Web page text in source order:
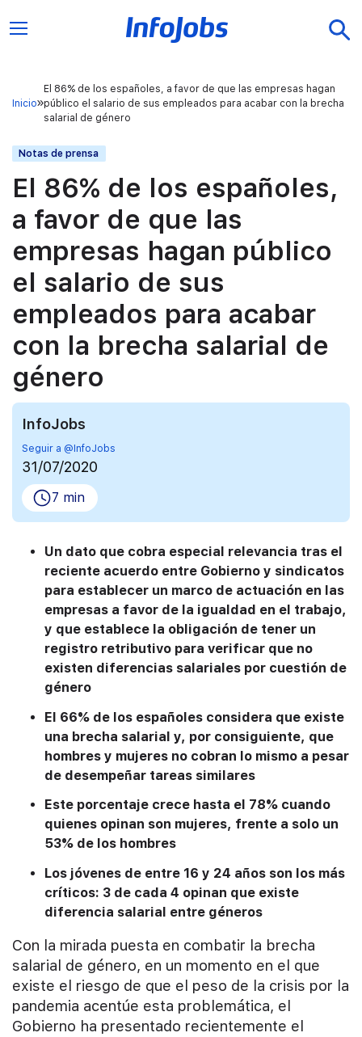
Inicio
El 86% de los españoles, a favor de que las empresas hagan
público el salario de sus empleados para acabar con la brecha
salarial de género
Notas de prensa
El 86% de los españoles,
a favor de que las
empresas hagan público
el salario de sus
empleados para acabar
con la brecha salarial de
género
InfoJobs
Seguir a @InfoJobs
31/07/2020
7 min
Un dato que cobra especial relevancia tras el
reciente acuerdo entre Gobierno y sindicatos
para establecer un marco de actuación en las
empresas a favor de la igualdad en el trabajo,
y que establece la obligación de tener un
registro retributivo para verificar que no
existen diferencias salariales por cuestión de
género
El 66% de los españoles considera que existe
una brecha salarial y, por consiguiente, que
hombres y mujeres no cobran lo mismo a pesar
de desempeñar tareas similares
Este porcentaje crece hasta el 78% cuando
quienes opinan son mujeres, frente a solo un
53% de los hombres
Los jóvenes de entre 16 y 24 años son los más
críticos: 3 de cada 4 opinan que existe
diferencia salarial entre géneros
Con la mirada puesta en combatir la brecha
salarial de género, en un momento en el que
existe el riesgo de que el peso de la crisis por la
pandemia acentúe esta problemática, el
Gobierno ha presentado recientemente el